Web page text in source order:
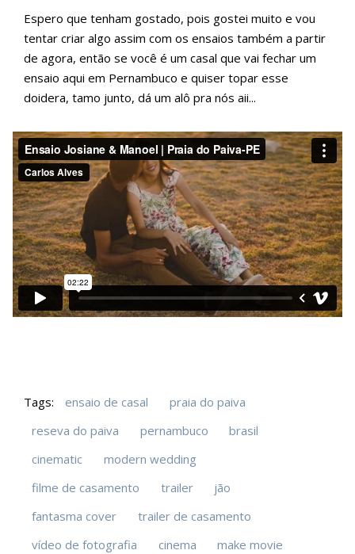
Espero que tenham gostado, pois gostei muito e vou
tentar criar algo assim com os ensaios também a partir
de agora, então se você é um casal que vai fechar um
ensaio aqui em Pernambuco e quiser topar esse
doidera, tamo junto, dá um alô pra nós aii...
Tags: ensaio de casal
praia do paiva
reseva do paiva
pernambuco
brasil
cinematic
modern wedding
filme de casamento
trailer
jão
fantasma cover
trailer de casamento
vídeo de fotografia
cinema
make movie